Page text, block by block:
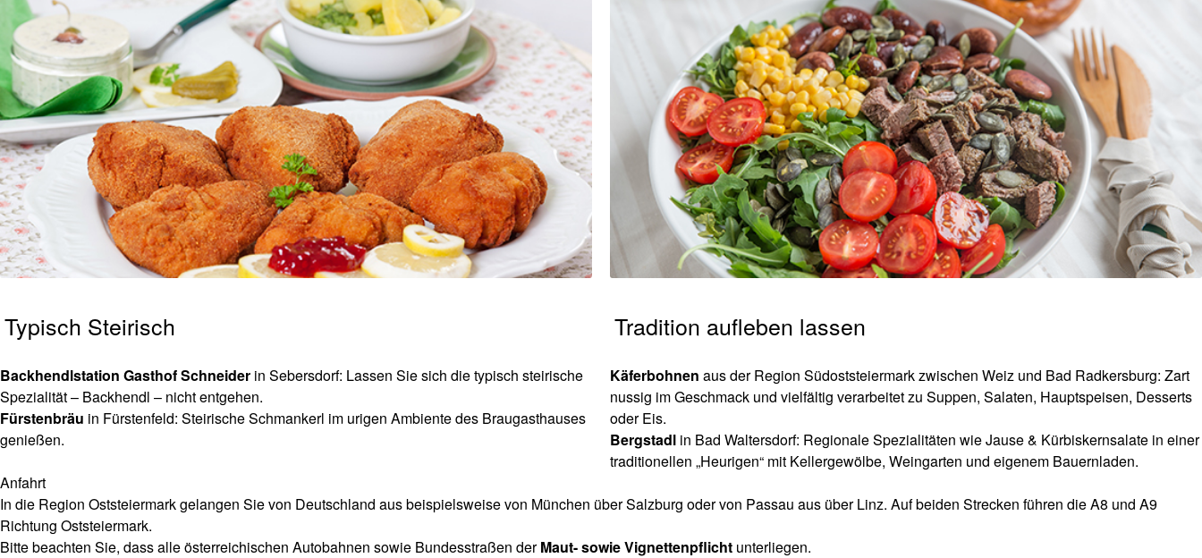
Typisch Steirisch
Backhendlstation Gasthof Schneider in Sebersdorf: Lassen Sie sich die typisch steirische
Spezialität – Backhendl – nicht entgehen.
Fürstenbräu in Fürstenfeld: Steirische Schmankerl im urigen Ambiente des Braugasthauses
genießen.
Tradition aufleben lassen
Käferbohnen aus der Region Südoststeiermark zwischen Weiz und Bad Radkersburg: Zart
nussig im Geschmack und vielfältig verarbeitet zu Suppen, Salaten, Hauptspeisen, Desserts
oder Eis.
Bergstadl in Bad Waltersdorf: Regionale Spezialitäten wie Jause & Kürbiskernsalate in einer
traditionellen „Heurigen“ mit Kellergewölbe, Weingarten und eigenem Bauernladen.
Anfahrt
In die Region Oststeiermark gelangen Sie von Deutschland aus beispielsweise von München über Salzburg oder von Passau aus über Linz. Auf beiden Strecken führen die A8 und A9
Richtung Oststeiermark.
Bitte beachten Sie, dass alle österreichischen Autobahnen sowie Bundesstraßen derMaut- sowie Vignettenpflicht unterliegen.